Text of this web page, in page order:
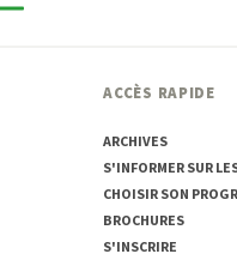
ACCÈS RAPIDE
ARCHIVES
S'INFORMER SUR
CHOISIR SON
BROCHURES
S'INSCRIRE